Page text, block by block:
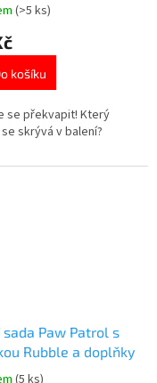
(>5 ks)
košíku
se překvapit! Který
skrývá v balení?
sada Paw Patrol s
Rubble a doplňky
(5 ks)